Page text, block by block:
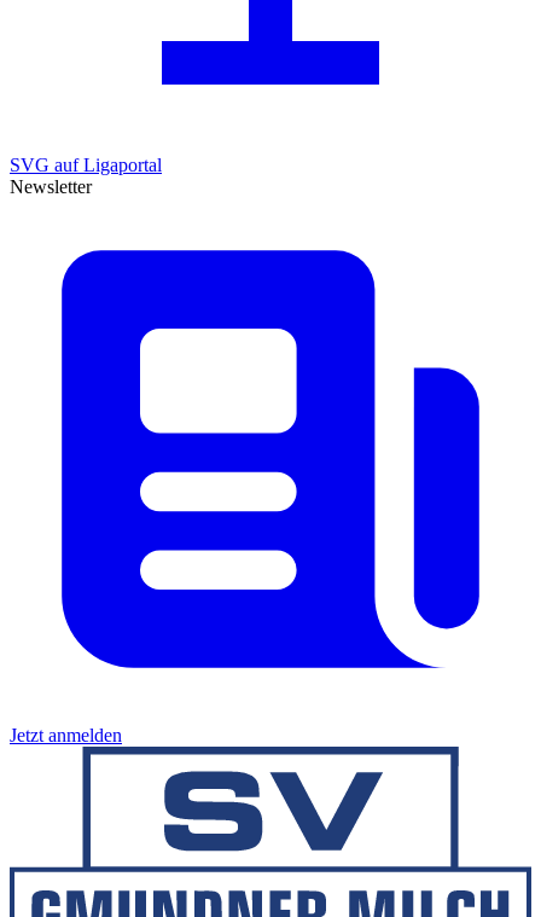
SVG auf Ligaportal
Newsletter
Jetzt anmelden